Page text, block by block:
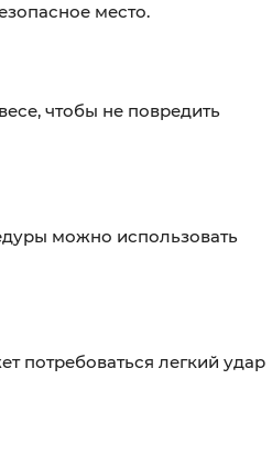
место.
чтобы не повредить
можно использовать
потребоваться легкий удар